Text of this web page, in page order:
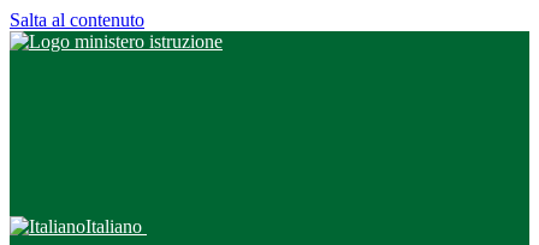
Salta al contenuto
Italiano